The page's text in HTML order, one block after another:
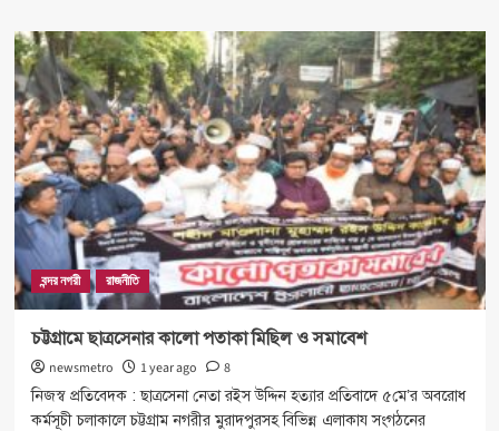
চট্টগ্রাম
দ.
জেলা
বিএনপির
৫৪
সদস্যের
আহ্বায়ক
কমিটি
ঘোষণা
বন্দর নগরী রাজনীতি
চট্টগ্রামে ছাত্রসেনার কালো পতাকা মিছিল ও সমাবেশ
newsmetro 1 year ago
8
নিজস্ব প্রতিবেদক : ছাত্রসেনা নেতা রইস উদ্দিন হত্যার প্রতিবাদে ৫মে’র অবরোধ
কর্মসূচী চলাকালে চট্টগ্রাম নগরীর মুরাদপুরসহ বিভিন্ন এলাকায সংগঠনের